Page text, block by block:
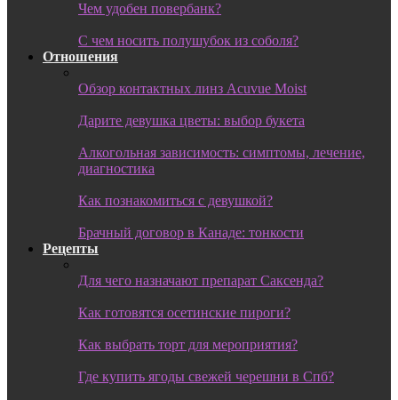
Чем удобен повербанк?
С чем носить полушубок из соболя?
Отношения
Обзор контактных линз Acuvue Moist
Дарите девушка цветы: выбор букета
Алкогольная зависимость: симптомы, лечение,
диагностика
Как познакомиться с девушкой?
Брачный договор в Канаде: тонкости
Рецепты
Для чего назначают препарат Саксенда?
Как готовятся осетинские пироги?
Как выбрать торт для мероприятия?
Где купить ягоды свежей черешни в Спб?